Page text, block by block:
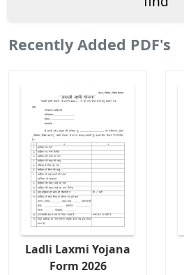
Recently Added PDF's
Ladli Laxmi Yojana
Form 2026